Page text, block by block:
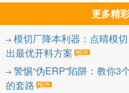
更多精
模切厂降本利器：点晴模
出最优开料方案
警惕“伪ERP”陷阱：教你3
的套路